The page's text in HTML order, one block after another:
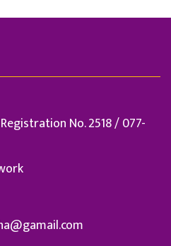
No. 2518 / 077-